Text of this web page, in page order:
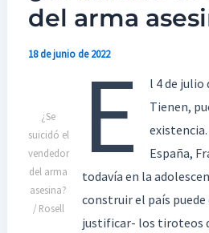
del arma
18 de junio de 2022
¿Se
suicidó el
vendedor
del arma
asesina?
/ Rosell
E
l 4 de julio
Tienen,
España,
todavía en la
construir el país puede
justificar- los tiroteos
suicidó
el
vendedor
asesina?